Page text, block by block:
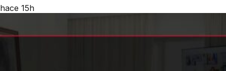
hace 15h